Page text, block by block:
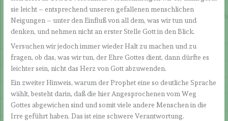
sie leicht – entsprechend unseren gefallenen menschlichen
Neigungen – unter den Einfluß von all dem, was wir tun und
denken, und nehmen nicht an erster Stelle Gott in den Blick.
Versuchen wir jedoch immer wieder Halt zu machen und zu
fragen, ob das, was wir tun, der Ehre Gottes dient, dann dürfte es
leichter sein, nicht das Herz von Gott abzuwenden.
Ein zweiter Hinweis, warum der Prophet eine so deutliche Sprache
wählt, besteht darin, daß die hier Angesprochenen vom Weg
Gottes abgewichen sind und somit viele andere Menschen in die
Irre geführt haben. Das ist eine schwere Verantwortung.